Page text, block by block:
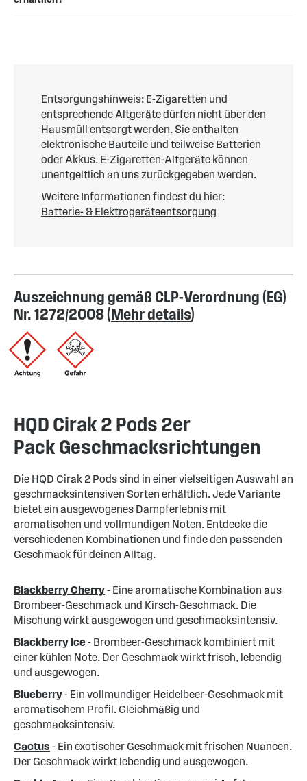
Entsorgungshinweis: E-Zigaretten und
entsprechende Altgeräte dürfen nicht über den
Hausmüll entsorgt werden. Sie enthalten
elektronische Bauteile und teilweise Batterien
oder Akkus. E-Zigaretten-Altgeräte können
unentgeltlich an uns zurückgegeben werden.
Weitere Informationen findest du hier:
Batterie- & Elektrogeräteentsorgung
Auszeichnung gemäß CLP-Verordnung (EG)
Nr. 1272/2008 (Mehr details)
HQD Cirak 2 Pods 2er
Pack Geschmacksrichtungen
Die HQD Cirak 2 Pods sind in einer vielseitigen Auswahl an
geschmacksintensiven Sorten erhältlich. Jede Variante
bietet ein ausgewogenes Dampferlebnis mit
aromatischen und vollmundigen Noten. Entdecke die
verschiedenen Kombinationen und finde den passenden
Geschmack für deinen Alltag.
Blackberry Cherry- Eine aromatische Kombination aus
Brombeer-Geschmack und Kirsch-Geschmack. Die
Mischung wirkt ausgewogen und geschmacksintensiv.
Blackberry Ice- Brombeer-Geschmack kombiniert mit
einer kühlen Note. Der Geschmack wirkt frisch, lebendig
und ausgewogen.
Blueberry- Ein vollmundiger Heidelbeer-Geschmack mit
aromatischem Profil. Gleichmäßig und
geschmacksintensiv.
Cactus - Ein exotischer Geschmack mit frischen Nuancen.
Der Geschmack wirkt lebendig und ausgewogen.